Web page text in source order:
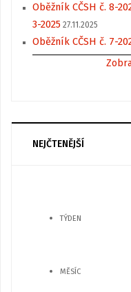
Oběžník CČSH č. 8-
3-2025 27.11.2025
Oběžník CČSH č. 7-
NEJČTENĚJŠÍ
TÝDEN
MĚSÍC